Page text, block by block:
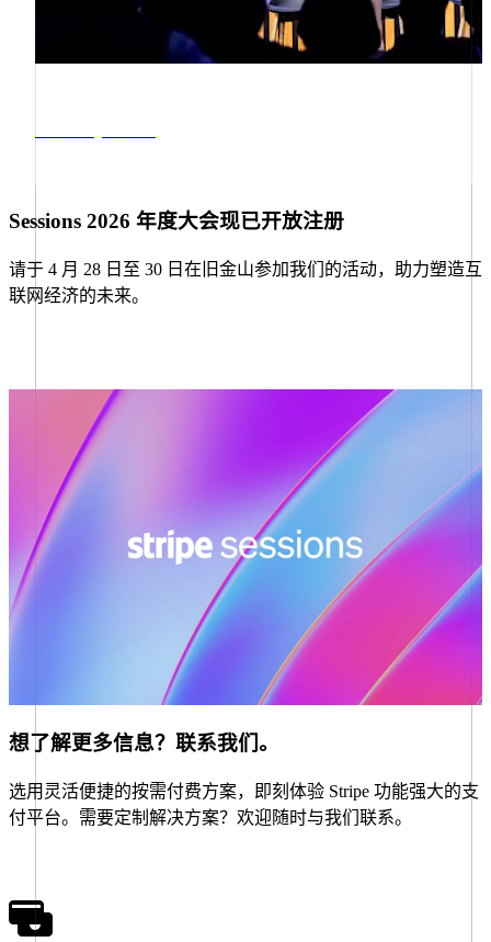
Sessions 2026 年度大会现已开放注册
请于 4 月 28 日至 30 日在旧金山参加我们的活动，助力塑造互
联网经济的未来。
想了解更多信息？联系我们。
选用灵活便捷的按需付费方案，即刻体验 Stripe 功能强大的支
付平台。需要定制解决方案？欢迎随时与我们联系。
罗马尼亚
English
马尔他
English
马来西亚
墨西哥
EspañolEnglish
挪威
English
葡萄牙
Português
日本
English
English
斯洛伐克
斯洛文尼亚
泰国
ไทยEnglish